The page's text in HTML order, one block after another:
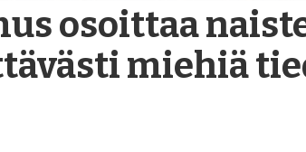
osoittaa
miehiä